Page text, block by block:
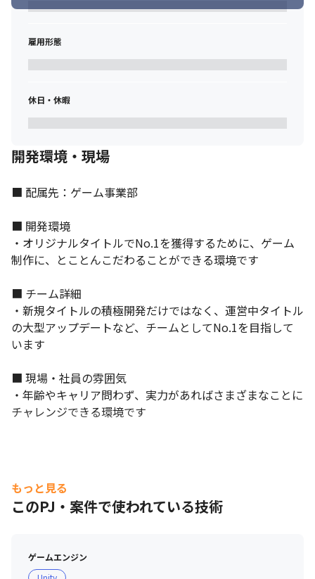
雇用形態
休日・休暇
開発環境・現場
■ 配属先：ゲーム事業部
■ 開発環境
・オリジナルタイトルでNo.1を獲得するために、ゲーム
制作に、とことんこだわることができる環境です
■ チーム詳細
・新規タイトルの積極開発だけではなく、運営中タイトル
の大型アップデートなど、チームとしてNo.1を目指して
います
■ 現場・社員の雰囲気
・年齢やキャリア問わず、実力があればさまざまなことに
チャレンジできる環境です
もっと見る
このPJ・案件で使われている技術
ゲームエンジン